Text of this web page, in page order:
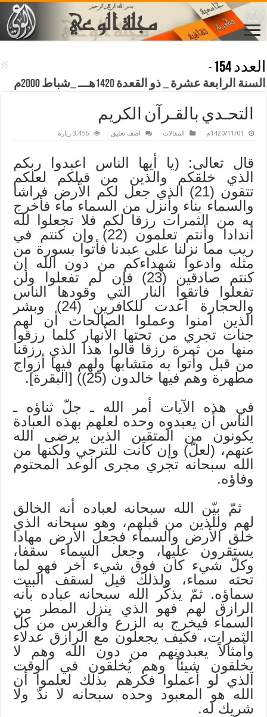
العدد 154
-
السنة الرابعة عشرة _ ذو القعدة 1420هـــ _شباط 2000م
التحـدي بالقـرآن الكريم
1420/11/01م المقالات اضف تعليق 3,456 زيارة
قال تعالى: (يا أيها الناس اعبدوا ربكم
الذي خلقكم والذين من قبلكم لعلكم
تتقون (21) الذي جعل لكم الأرض فراشا
والسماء بناء وأنزل من السماء ماء فأخرج
به من الثمرات رزقا لكم فلا تجعلوا لله
أندادا وأنتم تعلمون (22) وإن كنتم في
ريب مما نزلنا على عبدنا فأتوا بسورة من
مثله وادعوا شهداءكم من دون الله إن
كنتم صادقين (23) فإن لم تفعلوا ولن
تفعلوا فاتقوا النار التي وقودها الناس
والحجارة أعدت للكافرين (24) وبشر
الذين آمنوا وعملوا الصالحات أن لهم
جنات تجري من تحتها الأنهار كلما رزقوا
منها من ثمرة رزقا قالوا هذا الذي رزقنا
من قبل وأتوا به متشابها ولهم فيها أزواج
مطهرة وهم فيها خالدون (25)) [البقرة].
في هذه الآيات أمر الله ـ جلّ ثناؤه ـ
الناس أن يعبدوه وحده لعلهم بهذه العبادة
يكونون من المتقين الذين يرضى الله
عنهم، (لعلّ) وإن كانت للترجي ولكنها من
الله سبحانه تجري مجرى الوعد المحتوم
وفاؤه.
ثمّ بيّن الله سبحانه لعباده أنه الخالق
لهم وللذين من قبلهم، وهو سبحانه الذي
خلق الأرض والسماء فجعل الأرض مهادا
يستقرون عليها، وجعل السماء سقفا،
وكلّ شيء كان فوق شيء آخر فهو لما
تحته سماء، ولذلك قيل لسقف البيت
سماؤه. ثمّ يذكّر الله سبحانه عباده بأنه
الرازق لهم فهو الذي ينزل المطر من
السماء فيخرج به الزرع والغرس من كلّ
الثمرات، فكيف يجعلون مع الرازق عدلاء
وأمثالاً يعبدونهم من دون الله وهم لا
يخلقون شيئاً وهم يُخلقون في الوقت
الذي لو أعملوا فكرهم بذلك لعلموا أن
الله هو المعبود وحده سبحانه لا ندّ ولا
شريك له.